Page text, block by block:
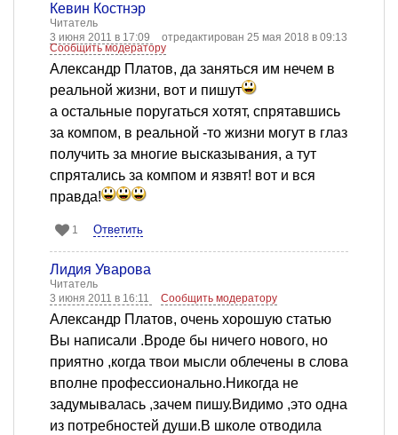
Кевин Костнэр
Читатель
3 июня 2011 в 17:09
отредактирован 25 мая 2018 в 09:13
Сообщить модератору
Александр Платов, да заняться им нечем в
реальной жизни, вот и пишут
а остальные поругаться хотят, спрятавшись
за компом, в реальной -то жизни могут в глаз
получить за многие высказывания, а тут
спрятались за компом и язвят! вот и вся
правда!
1 Ответить
Лидия Уварова
Читатель
3 июня 2011 в 16:11
Сообщить модератору
Александр Платов, очень хорошую статью
Вы написали .Вроде бы ничего нового, но
приятно ,когда твои мысли облечены в слова
вполне профессионально.Никогда не
задумывалась ,зачем пишу.Видимо ,это одна
из потребностей души.В школе отводила